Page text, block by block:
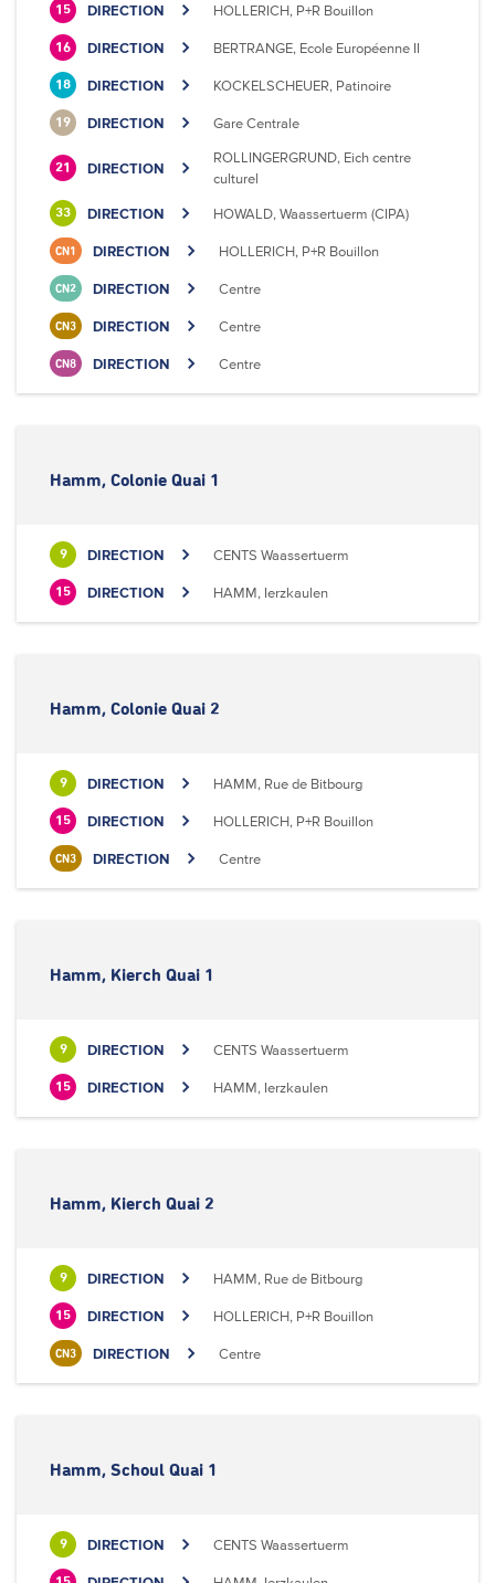
15 DIRECTION HOLLERICH, P+R Bouillon
16 DIRECTION BERTRANGE, Ecole Européenne II
18 DIRECTION KOCKELSCHEUER, Patinoire
19 DIRECTION Gare Centrale
21 DIRECTION
ROLLINGERGRUND, Eich centre
culturel
33 DIRECTION HOWALD, Waassertuerm (CIPA)
CN1 DIRECTION HOLLERICH, P+R Bouillon
CN2 DIRECTION Centre
CN3 DIRECTION Centre
CN8 DIRECTION Centre
Hamm, Colonie Quai 1
9 DIRECTION CENTS Waassertuerm
15 DIRECTION HAMM, Ierzkaulen
Hamm, Colonie Quai 2
9 DIRECTION HAMM, Rue de Bitbourg
15 DIRECTION HOLLERICH, P+R Bouillon
CN3 DIRECTION Centre
Hamm, Kierch Quai 1
9 DIRECTION CENTS Waassertuerm
15 DIRECTION HAMM, Ierzkaulen
Hamm, Kierch Quai 2
9 DIRECTION HAMM, Rue de Bitbourg
15 DIRECTION HOLLERICH, P+R Bouillon
CN3 DIRECTION Centre
Hamm, Schoul Quai 1
9 DIRECTION CENTS Waassertuerm